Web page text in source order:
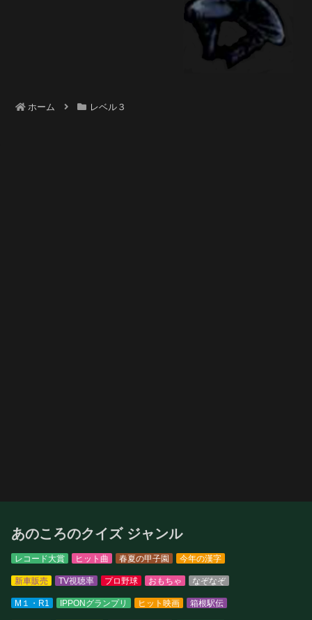
ホーム レベル３
あのころのクイズ ジャンル
レコード大賞 ヒット曲 春夏の甲子園 今年の漢字
新車販売 TV視聴率 プロ野球 おもちゃ なぞなぞ
M１・R1 IPPONグランプリ ヒット映画 箱根駅伝